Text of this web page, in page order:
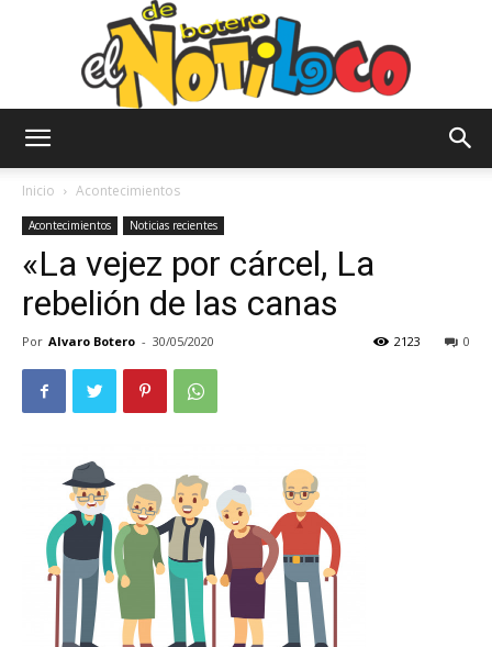
Notiloco
Inicio Acontecimientos
Acontecimientos Noticias recientes
«La vejez por cárcel, La
rebelión de las canas
Por Alvaro Botero - 30/05/2020 0
2123